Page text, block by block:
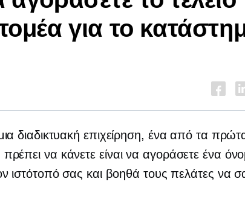
για το
διαδικτυακή επιχείρηση, ένα από τα
να κάνετε είναι να αγοράσετε ένα
ιστότοπό σας και βοηθά τους πελάτες να